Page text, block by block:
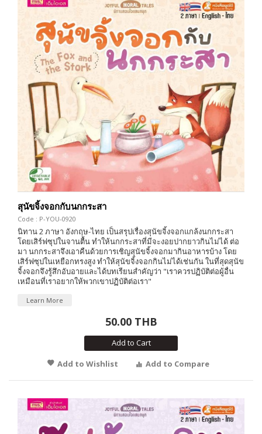
สุนัขจิ้งจอกกับนกกระสา
Code : P-YOU-0920
นิทาน 2 ภาษา อังกฤษ-ไทย เป็นสรุปเรื่องสุนัขจิ้งจอกแกล้งนกกระสา
โดยเสิร์ฟซุปในจานตื้น ทำให้นกกระสาที่มีจะงอยปากยาวกินไม่ได้ ต่อ
มา นกกระสาจึงเอาคืนด้วยการเชิญสุนัขจิ้งจอกมากินอาหารบ้าง โดย
เสิร์ฟซุปในเหยือกทรงสูง ทำให้สุนัขจิ้งจอกกินไม่ได้เช่นกัน ในที่สุดสุนัข
จิ้งจอกจึงรู้สึกอับอายและได้บทเรียนสำคัญว่า "เราควรปฏิบัติต่อผู้อื่น
เหมือนที่เราอยากให้พวกเขาปฏิบัติต่อเรา"
Learn More
50.00 THB
Add to Cart
Add to Wishlist
Add to Compare